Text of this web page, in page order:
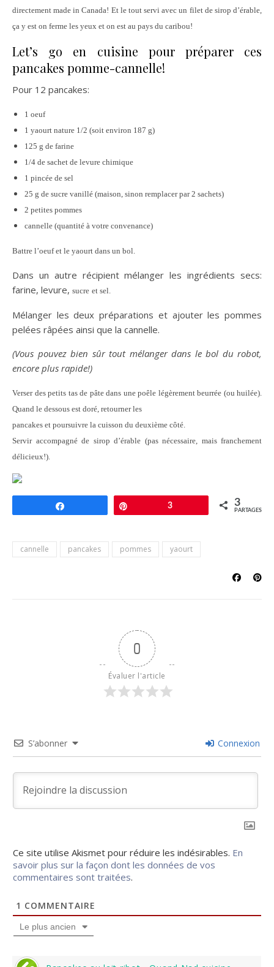
directement made in Canada! Et le tout servi avec un filet de sirop d’érable,
ça y est on ferme les yeux et on est au pays du caribou!
Let’s go en cuisine pour préparer ces
pancakes pomme-cannelle!
Pour 12 pancakes:
1 oeuf
1 yaourt nature 1/2 (soit environ 187 g)
125 g de farine
1/4 de sachet de levure chimique
1 pincée de sel
25 g de sucre vanillé (maison, sinon remplacer par 2 sachets)
2 petites pommes
cannelle (quantité à votre convenance)
Battre l’oeuf et le yaourt dans un bol.
Dans un autre récipient mélanger les ingrédients secs:
farine, levure, sucre et sel.
Mélanger les deux préparations et ajouter les pommes
pelées râpées ainsi que la cannelle.
(Vous pouvez bien sûr tout mélanger dans le bol du robot,
encore plus rapide!)
Verser des petits tas de pâte dans une poêle légèrement beurrée (ou huilée).
Quand le dessous est doré, retourner les
pancakes et poursuivre la cuisson du deuxième côté.
Servir accompagné de sirop d’érable (pas nécessaire, mais franchement
délicieux!).
3 3
PARTAGES
cannelle pancakes pommes yaourt
0
Évaluer l'article
S’abonner Connexion
Ce site utilise Akismet pour réduire les indésirables. En
savoir plus sur la façon dont les données de vos
commentaires sont traitées.
1 COMMENTAIRE
Le plus ancien